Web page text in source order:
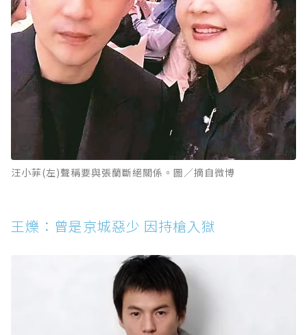
汪小菲(左)聲稱要與張蘭斷絕關係。圖／摘自微博
王爍：曾是京城惡少 因持槍入獄